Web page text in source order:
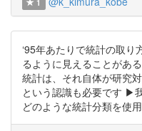
1
‘95年あたりで統計の取
るように見えることがあ
統計は、それ自体が研究
という認識も必要です ▶︎
どのような統計分類を使